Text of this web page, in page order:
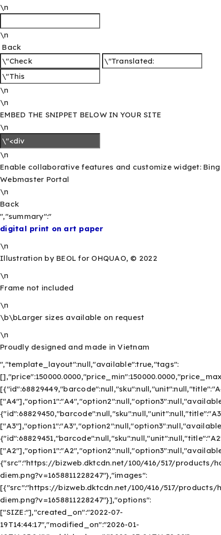
\n
\n
Back
\n
\n
EMBED THE SNIPPET BELOW IN YOUR SITE
\n
\n
Enable collaborative features and customize widget: Bing
Webmaster Portal
\n
Back
","summary":"
digital print on art paper
\n
Illustration by BEOL for OHQUAO, © 2022
\n
Frame not included
\n
\b\bLarger sizes available on request
\n
Proudly designed and made in Vietnam
","template_layout":null,"available":true,"tags":
{"src":"https://bizweb.dktcdn.net/100/416/517/products/
diem.png?v=1658811228247"},"images":
[{"src":"https://bizweb.dktcdn.net/100/416/517/products/
diem.png?v=1658811228247"}],"options":
["SIZE:"],"created_on":"2022-07-
19T14:44:17","modified_on":"2026-01-